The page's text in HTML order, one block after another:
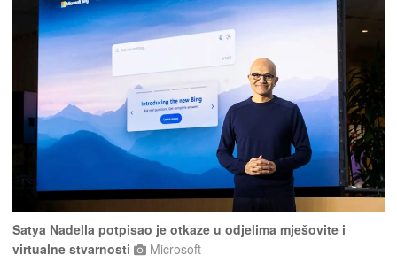
Satya Nadella potpisao je otkaze u odjelima mješovite i
virtualne stvarnosti
Microsoft